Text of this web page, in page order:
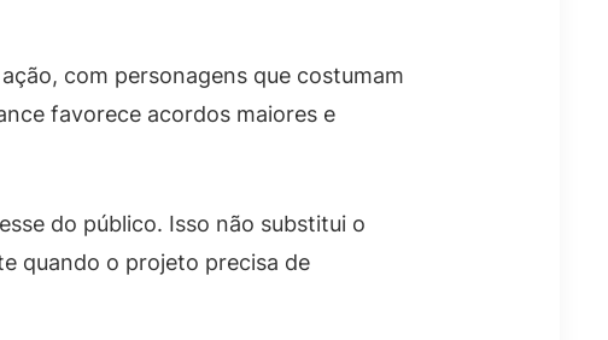
com personagens que costumam
favorece acordos maiores e
do público. Isso não substitui o
quando o projeto precisa de